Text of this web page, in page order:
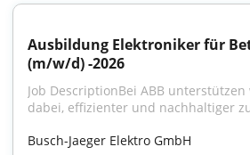
Ausbildung Elektroniker für
(m/w/d) -2026
Job DescriptionBei ABB
dabei, effizienter und nachhaltiger
Busch-Jaeger Elektro GmbH